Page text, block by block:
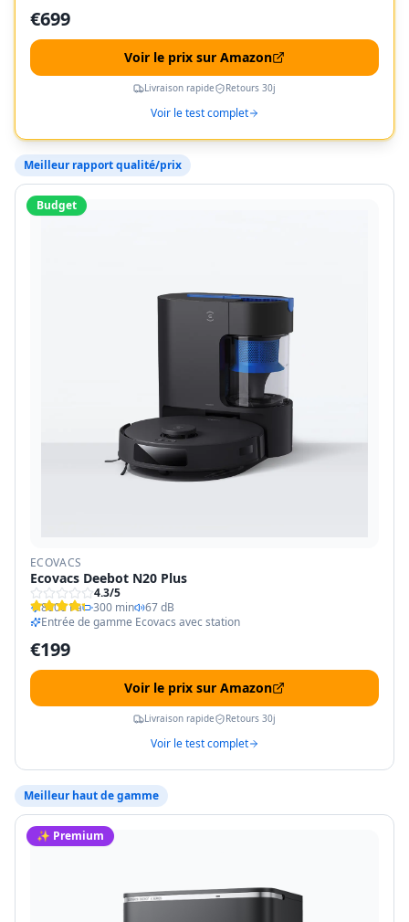
€699
Voir le prix sur Amazon
Livraison rapide Retours 30j
Voir le test complet
Meilleur rapport qualité/prix
Budget
ECOVACS
Ecovacs Deebot N20 Plus
4.3/5
8000 Pa
300 min
67 dB
Entrée de gamme Ecovacs avec station
€199
Voir le prix sur Amazon
Livraison rapide Retours 30j
Voir le test complet
Meilleur haut de gamme
✨ Premium